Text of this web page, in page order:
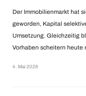
Der Immobilienmarkt hat
geworden, Kapital
Umsetzung. Gleichzeitig
Vorhaben scheitern heute
4. Mai 2026